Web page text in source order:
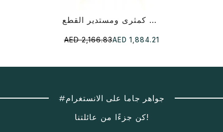
خاتم عنقودي بوزن 0.35 قيراط مع ألماس كمثرى ومستدير القطع
AED 2,166.83AED 1,884.21
#جواهر جاما على الانستغرام
كن جزءًا من عائلتنا!